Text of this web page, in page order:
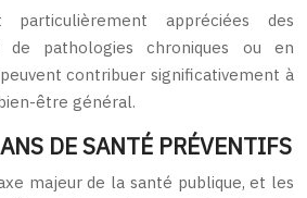
particulièrement appréciées des
de pathologies chroniques ou en
contribuer significativement à
être général.
DE SANTÉ PRÉVENTIFS
majeur de la santé publique, et les